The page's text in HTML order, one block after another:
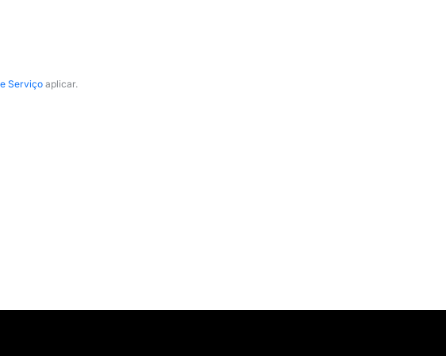
Serviço aplicar.